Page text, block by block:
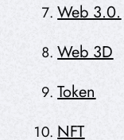
Web 3.0.
Web 3D
Token
NFT